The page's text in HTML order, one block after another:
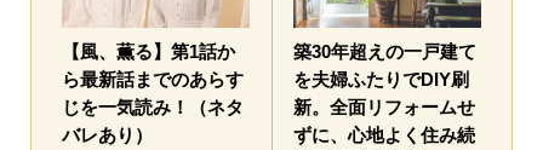
【風、薫る】第1話か
ら最新話までのあらす
じを一気読み！（ネタ
バレあり）
築30年超えの一戸建て
を夫婦ふたりでDIY刷
新。全面リフォームせ
ずに、心地よく住み続